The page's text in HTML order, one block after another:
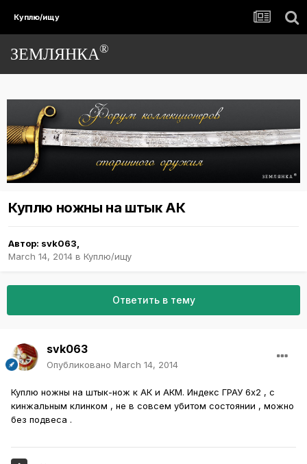
Куплю/ищу
ЗЕМЛЯНКА®
Куплю ножны на штык АК
Автор: svk063
March 14, 2014 в Куплю/ищу
Ответить в тему
svk063
Опубликовано March 14, 2014
Куплю ножны на штык-нож к АК и АКМ. Индекс ГРАУ 6х2 , с
кинжальным клинком , не в совсем убитом состоянии , можно
без подвеса .